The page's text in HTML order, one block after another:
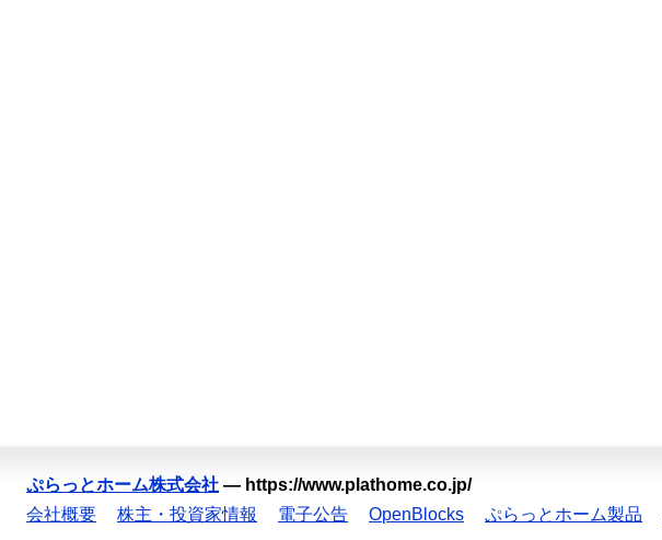
ぷらっとホーム株式会社 — https://www.plathome.co.jp/
会社概要
株主・投資家情報 電子公告 OpenBlocks ぷらっとホーム製品